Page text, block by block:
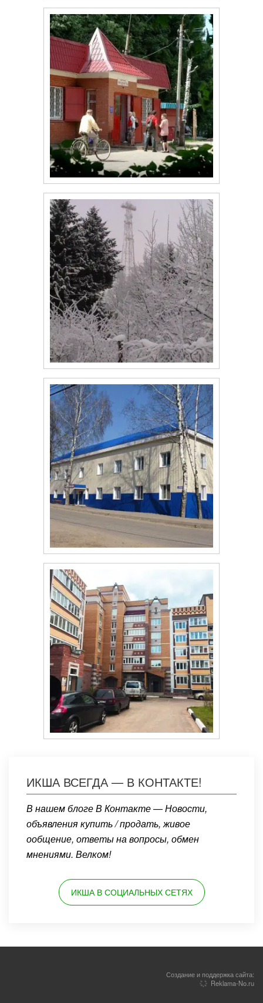
ИКША ВСЕГДА — В КОНТАКТЕ!
В нашем блоге В Контакте — Новости,
объявления купить / продать, живое
ообщение, ответы на вопросы, обмен
мнениями. Велком!
ИКША В СОЦИАЛЬНЫХ СЕТЯХ
Создание и поддержка сайта:
Reklama-No.ru